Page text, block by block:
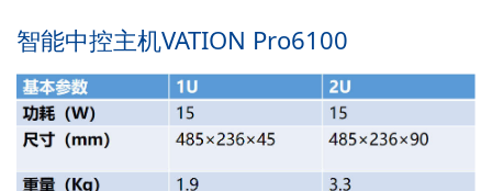
智能中控主机VATION Pro6100